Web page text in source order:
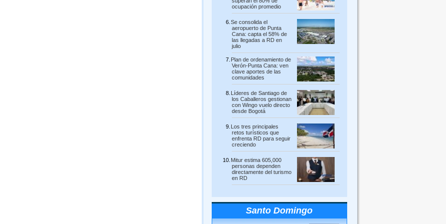
ocupación promedio
Se consolida el
aeropuerto de Punta
Cana: capta el 58% de
las llegadas a RD en
julio
Plan de ordenamiento de
Verón-Punta Cana: ven
clave aportes de las
comunidades
Líderes de Santiago de
los Caballeros gestionan
con Wingo vuelo directo
desde Bogotá
Los tres principales
retos turísticos que
enfrenta RD para seguir
creciendo
Mitur estima 605,000
personas dependen
directamente del turismo
en RD
Santo Domingo